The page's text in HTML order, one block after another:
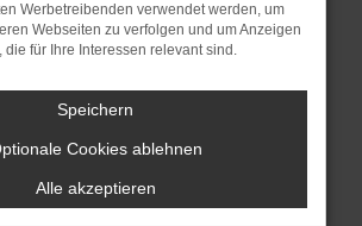
an den Webseitenbetreiber.
oben genannten Schritte versucht
uns bitte. Wir werden versuchen,
zu beheben. Du kannst uns diesen
um uns bei der Fehlersuche zu
Werbetreibenden verwendet werden, um
Webseiten zu verfolgen und um Anzeigen
die für Ihre Interessen relevant sind.
Speichern
Cookies ablehnen
Alle akzeptieren